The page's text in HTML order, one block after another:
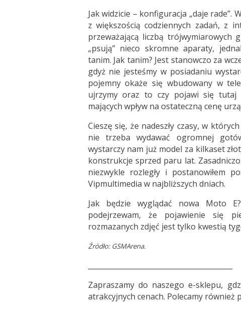
Jak widzicie – konfiguracja „daje rade”.
z większością codziennych zadań, z
przeważającą liczbą trójwymiarowych
„psują” nieco skromne aparaty,
tanim. Jak tanim? Jest stanowczo za
gdyż nie jesteśmy w posiadaniu
pojemny okaże się wbudowany w
ujrzymy oraz to czy pojawi się tutaj
mających wpływ na ostateczną cenę
Cieszę się, że nadeszły czasy, w
nie trzeba wydawać ogromnej
wystarczy nam już model za kilkaset
konstrukcje sprzed paru lat.
niezwykle rozległy i postanowiłem
Vipmultimedia w najbliższych dniach.
Jak będzie wyglądać nowa Moto
podejrzewam, że pojawienie się
rozmazanych zdjęć jest tylko kwestią
Źródło: GSMArena.
Zapraszamy do naszego e-sklepu,
atrakcyjnych cenach. Polecamy również